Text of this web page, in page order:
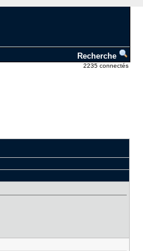
Recherche
2235 connectés